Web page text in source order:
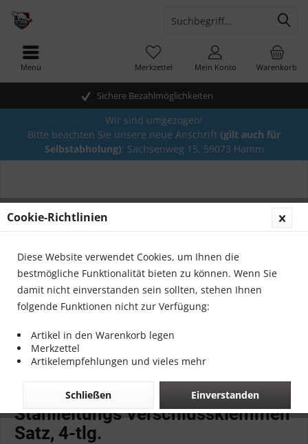
Sichere Bezahlmöglichkeiten
Warenkorb
Merkzettel Mein Konto
Menü
Wir sind umgezogen!
Bitte beachten Sie unsere neue Anschrift (gilt auch für
Selbstabholung): Sachsenweg 15, 59073 Hamm
Dieser Artikel steht derzeit nicht zur Verfügung!
Stahlleitungs Verschlussklemmen
Satz, 4-tlg.
Cookie-Richtlinien
Diese Website verwendet Cookies, um Ihnen die
bestmögliche Funktionalität bieten zu können. Wenn Sie
damit nicht einverstanden sein sollten, stehen Ihnen
folgende Funktionen nicht zur Verfügung:
Artikel in den Warenkorb legen
Merkzettel
Artikelempfehlungen und vieles mehr
Einverstanden
Schließen